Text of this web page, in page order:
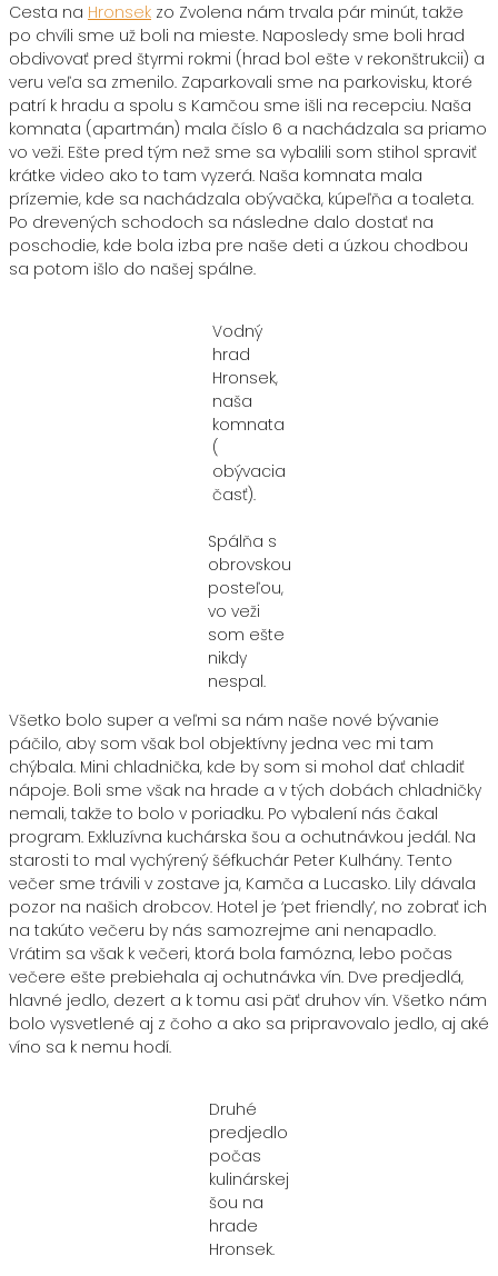
Cesta na Hronsek zo Zvolena nám trvala pár minút, takže
po chvíli sme už boli na mieste. Naposledy sme boli hrad
obdivovať pred štyrmi rokmi (hrad bol ešte v rekonštrukcii) a
veru veľa sa zmenilo. Zaparkovali sme na parkovisku, ktoré
patrí k hradu a spolu s Kamčou sme išli na recepciu. Naša
komnata (apartmán) mala číslo 6 a nachádzala sa priamo
vo veži. Ešte pred tým než sme sa vybalili som stihol spraviť
krátke video ako to tam vyzerá. Naša komnata mala
prízemie, kde sa nachádzala obývačka, kúpeľňa a toaleta.
Po drevených schodoch sa následne dalo dostať na
poschodie, kde bola izba pre naše deti a úzkou chodbou
sa potom išlo do našej spálne.
Vodný
hrad
Hronsek,
naša
komnata
(
obývacia
časť).
Spálňa s
obrovskou
posteľou,
vo veži
som ešte
nikdy
nespal.
Všetko bolo super a veľmi sa nám naše nové bývanie
páčilo, aby som však bol objektívny jedna vec mi tam
chýbala. Mini chladnička, kde by som si mohol dať chladiť
nápoje. Boli sme však na hrade a v tých dobách chladničky
nemali, takže to bolo v poriadku. Po vybalení nás čakal
program. Exkluzívna kuchárska šou a ochutnávkou jedál. Na
starosti to mal vychýrený šéfkuchár Peter Kulhány. Tento
večer sme trávili v zostave ja, Kamča a Lucasko. Lily dávala
pozor na našich drobcov. Hotel je ‘pet friendly’, no zobrať ich
na takúto večeru by nás samozrejme ani nenapadlo.
Vrátim sa však k večeri, ktorá bola famózna, lebo počas
večere ešte prebiehala aj ochutnávka vín. Dve predjedlá,
hlavné jedlo, dezert a k tomu asi päť druhov vín. Všetko nám
bolo vysvetlené aj z čoho a ako sa pripravovalo jedlo, aj aké
víno sa k nemu hodí.
Druhé
predjedlo
počas
kulinárskej
šou na
hrade
Hronsek.